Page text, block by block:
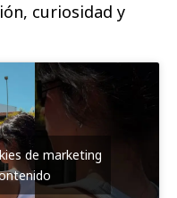
curiosidad y
de marketing